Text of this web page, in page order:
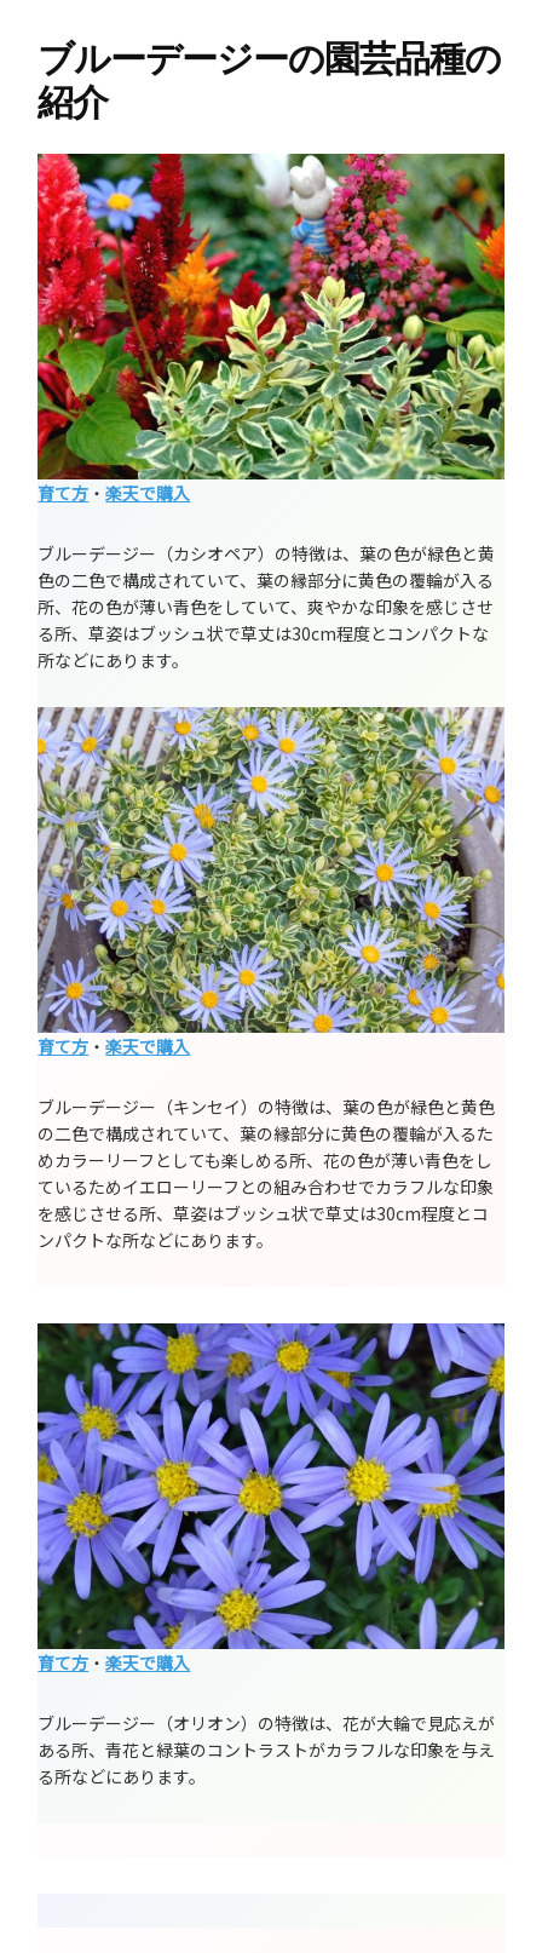
ブルーデージーの園芸品種の
紹介
育て方 ・楽天で購入
ブルーデージー（カシオペア）の特徴は、葉の色が緑色と黄
色の二色で構成されていて、葉の縁部分に黄色の覆輪が入る
所、花の色が薄い青色をしていて、爽やかな印象を感じさせ
る所、草姿はブッシュ状で草丈は30cm程度とコンパクトな
所などにあります。
育て方 ・楽天で購入
ブルーデージー（キンセイ）の特徴は、葉の色が緑色と黄色
の二色で構成されていて、葉の縁部分に黄色の覆輪が入るた
めカラーリーフとしても楽しめる所、花の色が薄い青色をし
ているためイエローリーフとの組み合わせでカラフルな印象
を感じさせる所、草姿はブッシュ状で草丈は30cm程度とコ
ンパクトな所などにあります。
育て方 ・楽天で購入
ブルーデージー（オリオン）の特徴は、花が大輪で見応えが
ある所、青花と緑葉のコントラストがカラフルな印象を与え
る所などにあります。